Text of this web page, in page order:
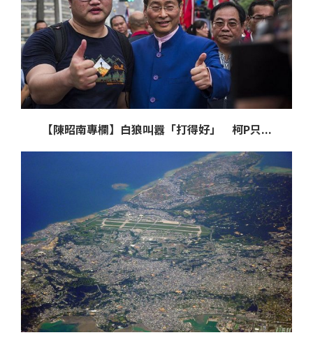
【陳昭南專欄】白狼叫囂「打得好」 柯P只...